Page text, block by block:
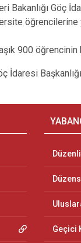
Bakanlığı Göç
öğrencilerine
900 öğrencinin
İdaresi
Geçici